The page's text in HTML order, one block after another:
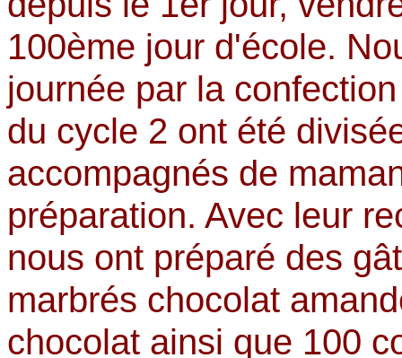
100ème jour d'école.
journée par la
du cycle 2 ont été
accompagnés de
préparation. Avec leur
nous ont préparé des
marbrés chocolat
chocolat ainsi que 100